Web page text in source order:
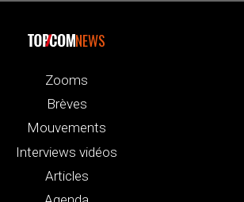
NEWS
Zooms
Brèves
Mouvements
Interviews vidéos
Articles